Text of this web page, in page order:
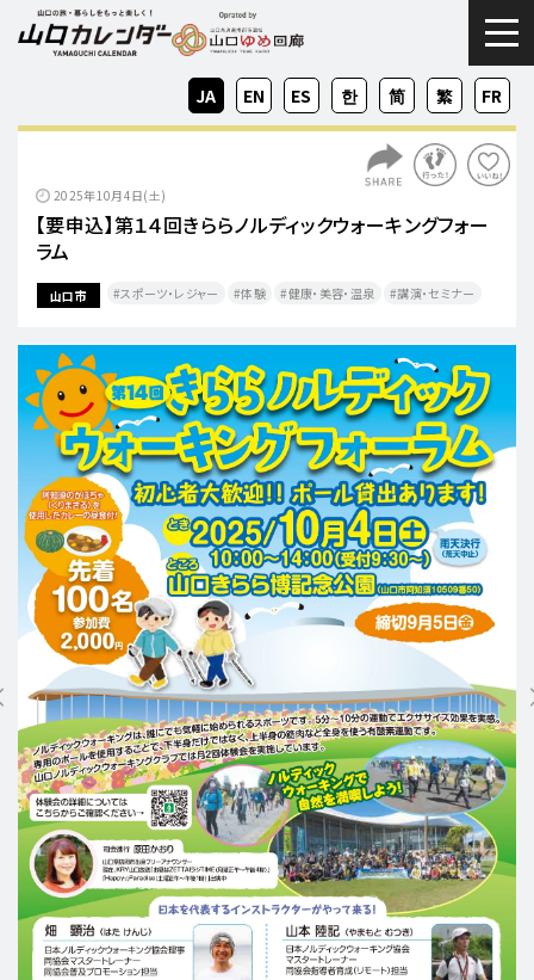
ZH-
CN
ZH-
TW
EN FR
JA KO
ES
2025年10月4日(土)
【要申込】第１４回きららノルディックウォーキングフォー
ラム
山口市 スポーツ・レジャー 体験 健康・美容・温泉 講演・セミナー